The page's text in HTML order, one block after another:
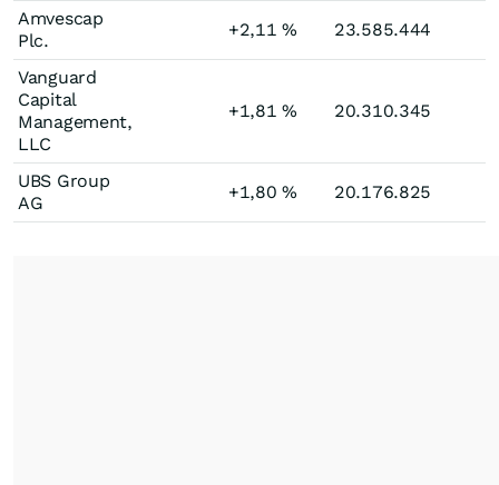
Amvescap
Plc.
+2,11% 23.585.444
Vanguard
Capital
Management,
LLC
+1,81% 20.310.345
UBS Group
AG
+1,80% 20.176.825